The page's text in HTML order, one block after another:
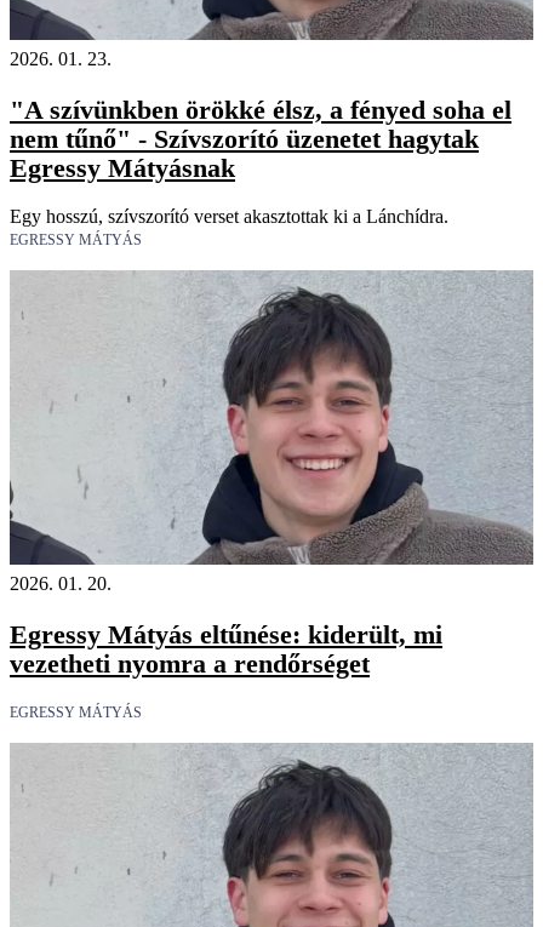
2026. 01. 23.
"A szívünkben örökké élsz, a fényed soha el
nem tűnő" - Szívszorító üzenetet hagytak
Egressy Mátyásnak
Egy hosszú, szívszorító verset akasztottak ki a Lánchídra.
EGRESSY MÁTYÁS
2026. 01. 20.
Egressy Mátyás eltűnése: kiderült, mi
vezetheti nyomra a rendőrséget
EGRESSY MÁTYÁS